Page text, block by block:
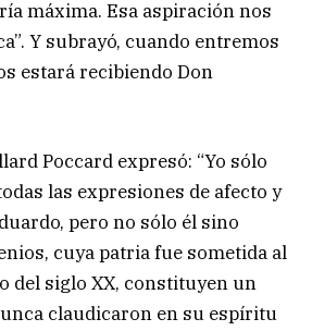
máxima. Esa aspiración nos
Y subrayó, cuando entremos
estará recibiendo Don
Poccard expresó: “Yo sólo
las expresiones de afecto y
pero no sólo él sino
cuya patria fue sometida al
del siglo XX, constituyen un
claudicaron en su espíritu